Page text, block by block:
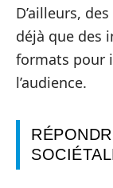
D’ailleurs,
déjà que des
formats pour
l’audience.